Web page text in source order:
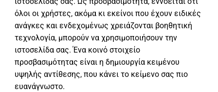
όλοι οι χρήστες, ακόμα κι εκείνοι που έχουν ειδικές
ανάγκες και ενδεχομένως χρειάζονται βοηθητική
τεχνολογία, μπορούν να χρησιμοποιήσουν την
ιστοσελίδα σας. Ένα κοινό στοιχείο
προσβασιμότητας είναι η δημιουργία κειμένου
υψηλής αντίθεσης, που κάνει το κείμενο σας πιο
ευανάγνωστο.